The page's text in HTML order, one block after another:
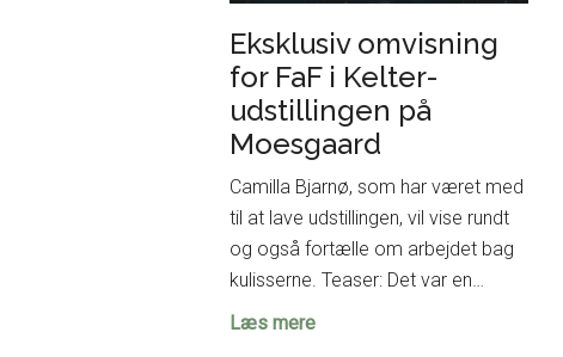
Eksklusiv omvisning
for FaF i Kelter-
udstillingen på
Moesgaard
Camilla Bjarnø, som har været med
til at lave udstillingen, vil vise rundt
og også fortælle om arbejdet bag
kulisserne. Teaser: Det var en…
Læs mereEksklusiv